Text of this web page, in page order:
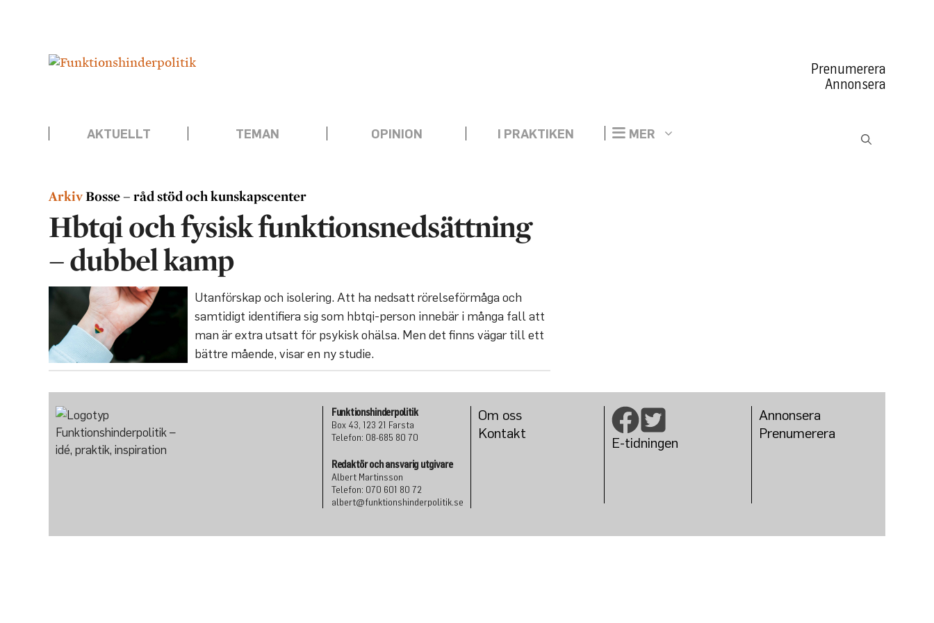
Prenumerera
Annonsera
AKTUELLT TEMAN OPINION I PRAKTIKEN MER
Bosse – råd stöd och kunskapscenter
Hbtqi och fysisk funktionsnedsättning
– dubbel kamp
Utanförskap och isolering. Att ha nedsatt rörelseförmåga och
samtidigt identifiera sig som hbtqi-person innebär i många fall att
man är extra utsatt för psykisk ohälsa. Men det finns vägar till ett
bättre mående, visar en ny studie.
Funktionshinderpolitik
Box 43, 123 21 Farsta
Telefon: 08-685 80 70
Redaktör och ansvarig utgivare
Albert Martinsson
Telefon: 070 601 80 72
albert@funktionshinderpolitik.se
Om oss
Kontakt
E-tidningen
Annonsera
Prenumerera